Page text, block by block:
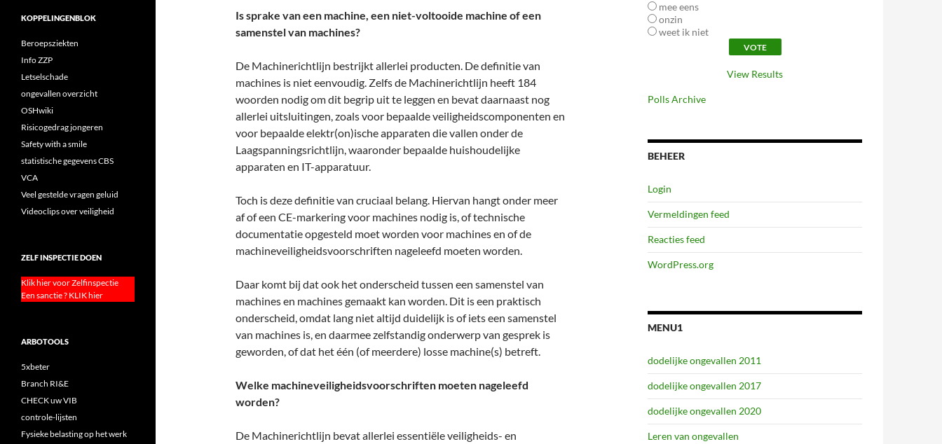
Is sprake van een machine, een niet-voltooide machine of een
samenstel van machines?
De Machinerichtlijn bestrijkt allerlei producten. De definitie van
machines is niet eenvoudig. Zelfs de Machinerichtlijn heeft 184
woorden nodig om dit begrip uit te leggen en bevat daarnaast nog
allerlei uitsluitingen, zoals voor bepaalde veiligheidscomponenten en
voor bepaalde elektr(on)ische apparaten die vallen onder de
Laagspanningsrichtlijn, waaronder bepaalde huishoudelijke
apparaten en IT-apparatuur.
Toch is deze definitie van cruciaal belang. Hiervan hangt onder meer
af of een CE-markering voor machines nodig is, of technische
documentatie opgesteld moet worden voor machines en of de
machineveiligheidsvoorschriften nageleefd moeten worden.
Daar komt bij dat ook het onderscheid tussen een samenstel van
machines en machines gemaakt kan worden. Dit is een praktisch
onderscheid, omdat lang niet altijd duidelijk is of iets een samenstel
van machines is, en daarmee zelfstandig onderwerp van gesprek is
geworden, of dat het één (of meerdere) losse machine(s) betreft.
Welke machineveiligheidsvoorschriften moeten nageleefd
worden?
De Machinerichtlijn bevat allerlei essentiële veiligheids- en
mee eens
onzin
weet ik niet
View Results
Polls Archive
BEHEER
Login
Vermeldingen feed
Reacties feed
WordPress.org
MENU1
dodelijke ongevallen 2011
dodelijke ongevallen 2017
dodelijke ongevallen 2020
Leren van ongevallen
KOPPELINGENBLOK
Beroepsziekten
Info ZZP
Letselschade
ongevallen overzicht
OSHwiki
Risicogedrag jongeren
Safety with a smile
statistische gegevens CBS
VCA
Veel gestelde vragen geluid
Videoclips over veiligheid
ZELF INSPECTIE DOEN
Klik hier voor Zelfinspectie
Een sanctie ? KLIK hier
ARBOTOOLS
5xbeter
Branch RI&E
CHECK uw VIB
controle-lijsten
Fysieke belasting op het werk